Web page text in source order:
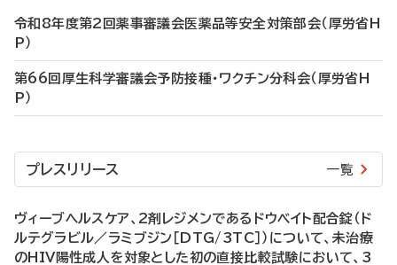
令和8年度第2回薬事審議会医薬品等安全対策部会（厚労省H
P）
第66回厚生科学審議会予防接種・ワクチン分科会（厚労省H
P）
プレスリリース 一覧
ヴィーブヘルスケア、2剤レジメンであるドウベイト配合錠（ド
ルテグラビル／ラミブジン［DTG/3TC］）について、未治療
のHIV陽性成人を対象とした初の直接比較試験において、3